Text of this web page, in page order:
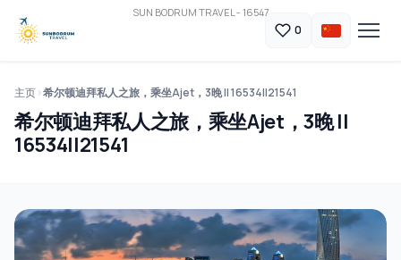
SUN BODRUM TRAVEL - 16547
0
主页 希尔顿迪拜私人之旅，乘坐Ajet，3晚 || 16534||21541
希尔顿迪拜私人之旅，乘坐Ajet，3晚 ||
16534||21541